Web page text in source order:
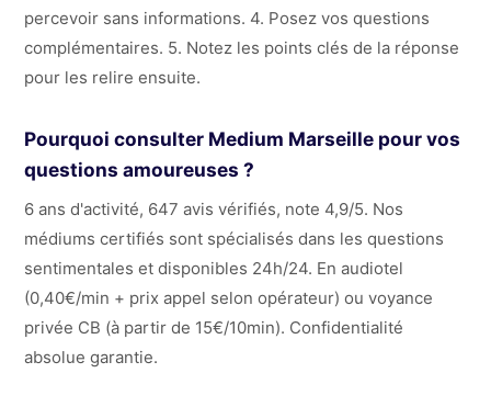
percevoir sans informations. 4. Posez vos questions
complémentaires. 5. Notez les points clés de la réponse
pour les relire ensuite.
Pourquoi consulter Medium Marseille pour vos
questions amoureuses ?
6 ans d'activité, 647 avis vérifiés, note 4,9/5. Nos
médiums certifiés sont spécialisés dans les questions
sentimentales et disponibles 24h/24. En audiotel
(0,40€/min + prix appel selon opérateur) ou voyance
privée CB (à partir de 15€/10min). Confidentialité
absolue garantie.